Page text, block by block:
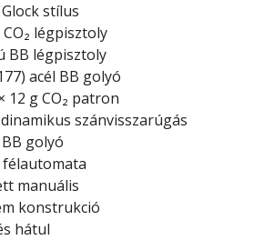
stílus
CO₂ légpisztoly
BB légpisztoly
acél BB golyó
12 g CO₂ patron
szánvisszarúgás
golyó
félautomata
manuális
konstrukció
hátul